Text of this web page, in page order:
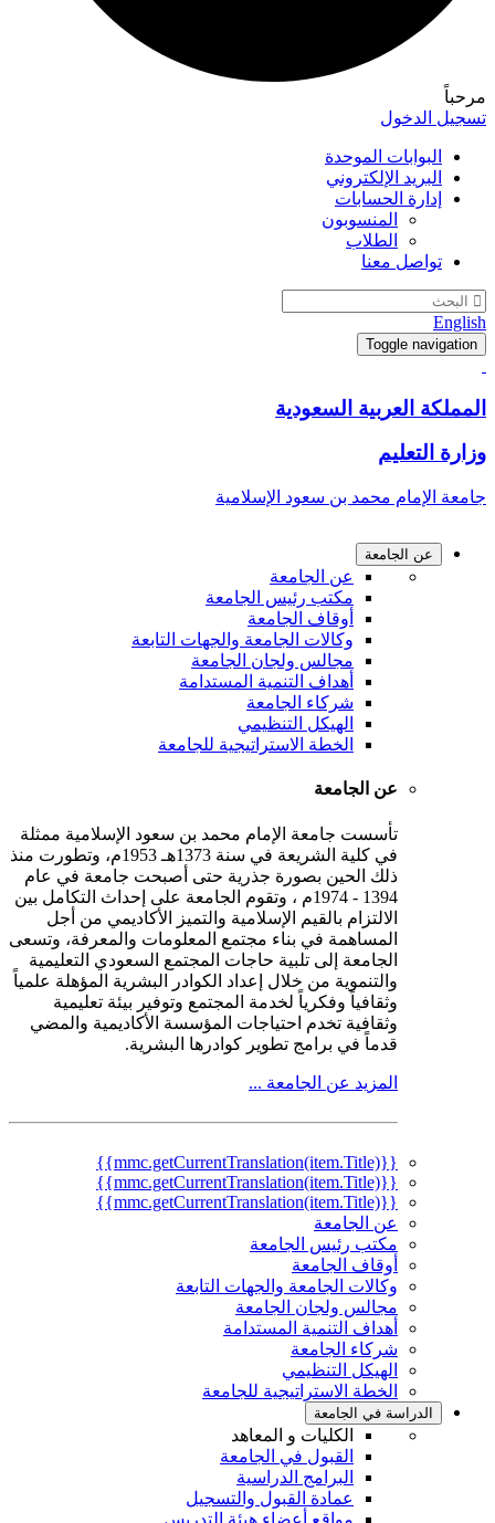
مرحباً
تسجيل الدخول
البوابات الموحدة
البريد الإلكتروني
إدارة الحسابات
المنسوبون
الطلاب
تواصل معنا
English
Toggle navigation
المملكة العربية السعودية
وزارة التعليم
جامعة الإمام محمد بن سعود الإسلامية
عن الجامعة
عن الجامعة
مكتب رئيس الجامعة
أوقاف الجامعة
وكالات الجامعة والجهات التابعة
مجالس ولجان الجامعة
أهداف التنمية المستدامة
شركاء الجامعة
الهيكل التنظيمي
الخطة الاستراتيجية للجامعة
عن الجامعة
تأسست جامعة الإمام محمد بن سعود الإسلامية ممثلة
في كلية الشريعة في سنة 1373هـ 1953م، وتطورت منذ
ذلك الحين بصورة جذرية حتى أصبحت جامعة في عام
1394 - 1974م ، وتقوم الجامعة على إحداث التكامل بين
الالتزام بالقيم الإسلامية والتميز الأكاديمي من أجل
المساهمة في بناء مجتمع المعلومات والمعرفة، وتسعى
الجامعة إلى تلبية حاجات المجتمع السعودي التعليمية
والتنموية من خلال إعداد الكوادر البشرية المؤهلة علمياً
وثقافياً وفكرياً لخدمة المجتمع وتوفير بيئة تعليمية
وثقافية تخدم احتياجات المؤسسة الأكاديمية والمضي
قدماً في برامج تطوير كوادرها البشرية.
المزيد عن الجامعة ...
{{mmc.getCurrentTranslation(item.Title)}}
{{mmc.getCurrentTranslation(item.Title)}}
{{mmc.getCurrentTranslation(item.Title)}}
عن الجامعة
مكتب رئيس الجامعة
أوقاف الجامعة
وكالات الجامعة والجهات التابعة
مجالس ولجان الجامعة
أهداف التنمية المستدامة
شركاء الجامعة
الهيكل التنظيمي
الخطة الاستراتيجية للجامعة
الدراسة في الجامعة
الكليات و المعاهد
القبول في الجامعة
البرامج الدراسية
عمادة القبول والتسجيل
مواقع أعضاء هيئة التدريس